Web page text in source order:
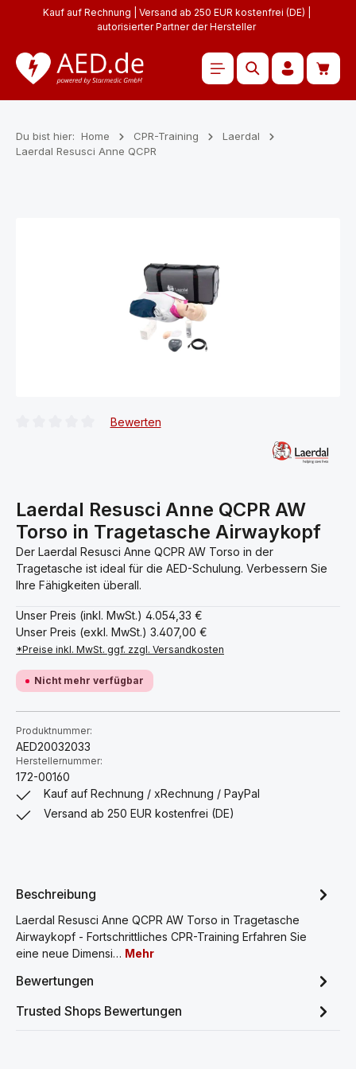
Zum Hauptinhalt springen
Kauf auf Rechnung | Versand ab 250 EUR kostenfrei (DE) |
autorisierter Partner der Hersteller
Du bist hier: Home CPR-Training
Laerdal
Laerdal Resusci Anne QCPR
Bewerten
Laerdal Resusci Anne QCPR AW
Torso in Tragetasche Airwaykopf
Der Laerdal Resusci Anne QCPR AW Torso in der
Tragetasche ist ideal für die AED-Schulung. Verbessern Sie
Ihre Fähigkeiten überall.
Unser Preis (inkl. MwSt.) 4.054,33 €
Unser Preis (exkl. MwSt.) 3.407,00 €
*Preise inkl. MwSt. ggf. zzgl. Versandkosten
Nicht mehr verfügbar
Produktnummer:
AED20032033
Herstellernummer:
172-00160
Kauf auf Rechnung / xRechnung / PayPal
Versand ab 250 EUR kostenfrei (DE)
Beschreibung
Laerdal Resusci Anne QCPR AW Torso in Tragetasche
Airwaykopf - Fortschrittliches CPR-Training Erfahren Sie
eine neue Dimensi… Mehr
Bewertungen
Trusted Shops Bewertungen